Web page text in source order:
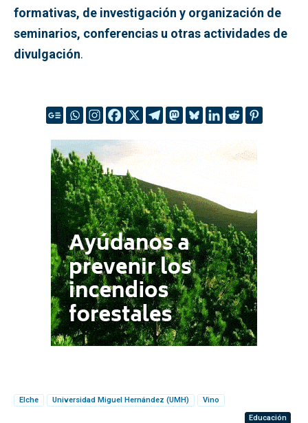
formativas, de investigación y organización de
seminarios, conferencias u otras actividades de
divulgación.
Elche Universidad Miguel Hernández (UMH)
Vino
Educación